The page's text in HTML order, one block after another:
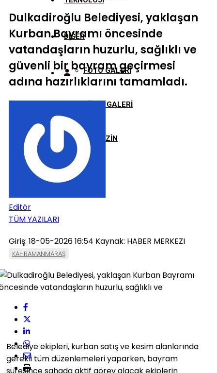
DİĞER
FOTO GALERİ
VİDEO GALERİ
MAGAZİN
Dulkadiroğlu Belediyesi, yaklaşan
Kurban Bayramı öncesinde
vatandaşların huzurlu, sağlıklı ve
güvenli bir bayram geçirmesi
adına hazırlıklarını tamamladı.
Editör
TÜM YAZILARI
Giriş: 18-05-2026 16:54 Kaynak: HABER MERKEZI
KAHRAMANMARAŞ
Belediye ekipleri, kurban satış ve kesim alanlarında
gerekli tüm düzenlemeleri yaparken, bayram